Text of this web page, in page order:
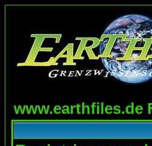
www.earthfiles.de